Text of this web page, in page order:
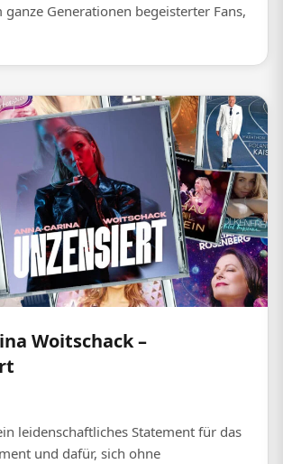
Generationen begeisterter Fans,
Woitschack –
leidenschaftliches Statement für das
und dafür, sich ohne